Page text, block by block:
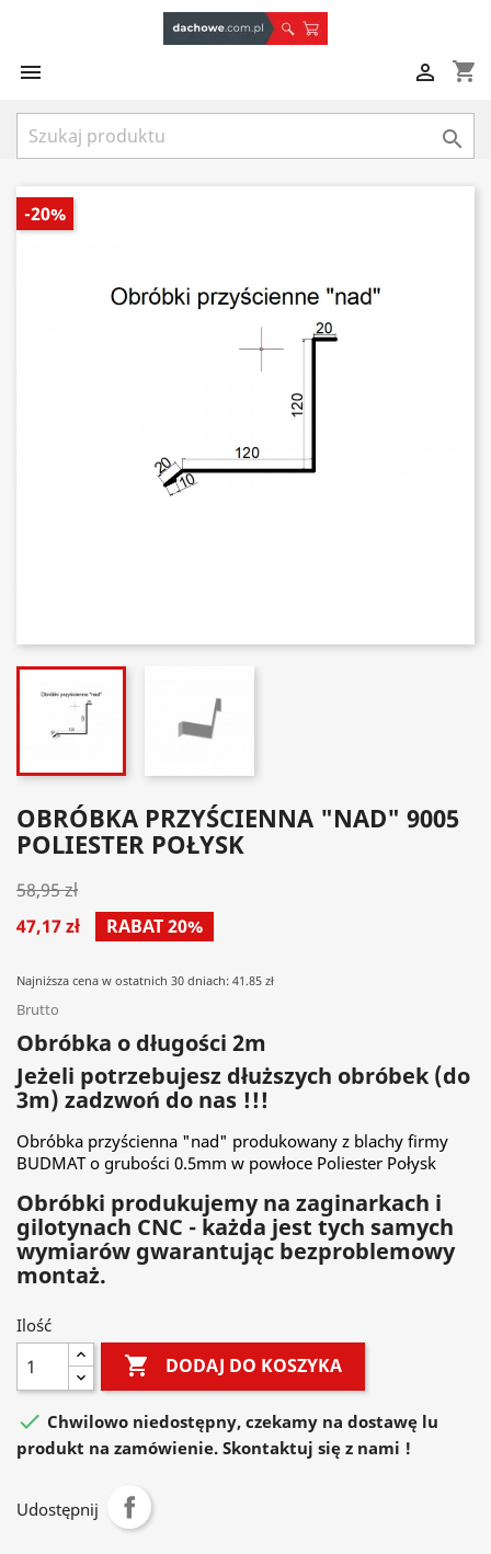
 shopping_cart


-20%
OBRÓBKA PRZYŚCIENNA "NAD" 9005
POLIESTER POŁYSK
58,95 zł
47,17 zł
RABAT 20%
Najniższa cena w ostatnich 30 dniach: 41.85 zł
Brutto
Obróbka o długości 2m
Jeżeli potrzebujesz dłuższych obróbek (do
3m) zadzwoń do nas !!!
Obróbka przyścienna "nad" produkowany z blachy firmy
BUDMAT o grubości 0.5mm w powłoce Poliester Połysk
Obróbki produkujemy na zaginarkach i
gilotynach CNC - każda jest tych samych
wymiarów gwarantując bezproblemowy
montaż.
Ilość
 DODAJ DO KOSZYKA
 Chwilowo niedostępny, czekamy na dostawę lu
produkt na zamówienie. Skontaktuj się z nami !
Udostępnij